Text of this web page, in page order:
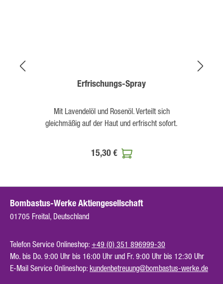
Erfrischungs-Spray
Mit Lavendelöl und Rosenöl. Verteilt sich
gleichmäßig auf der Haut und erfrischt sofort.
15,30 €
Bombastus-Werke Aktiengesellschaft
01705 Freital, Deutschland
Telefon Service Onlineshop: +49 (0) 351 896999-30
Mo. bis Do. 9:00 Uhr bis 16:00 Uhr und Fr. 9:00 Uhr bis 12:30 Uhr
E-Mail Service Onlineshop: kundenbetreuung@bombastus-werke.de